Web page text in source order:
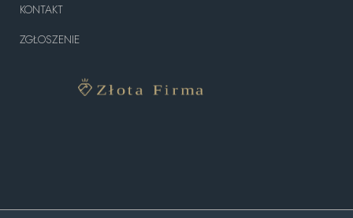
KONTAKT
ZGŁOSZENIE